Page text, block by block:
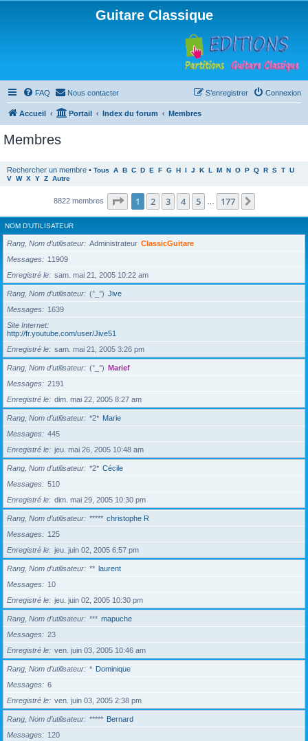
Guitare Classique
FAQ Nous contacter Connexion
S’enregistrer
Accueil Portail Index du forum Membres
Membres
Rechercher un membre • Tous A B C D E F G H I J K L M N O P Q R S T U
V W X Y Z Autre
8822 membres Page 1sur177
1 2 3 4 5 177
NOM D’UTILISATEUR
Rang, Nom d’utilisateur Administrateur ClassicGuitare
Messages
11909
Enregistré le
sam. mai 21, 2005 10:22 am
Rang, Nom d’utilisateur (°_°) Jive
Messages
1639
Site Internet
http://fr.youtube.com/user/Jive51
Enregistré le
sam. mai 21, 2005 3:26 pm
Rang, Nom d’utilisateur (°_°) Marief
Messages
2191
Enregistré le
dim. mai 22, 2005 8:27 am
Rang, Nom d’utilisateur *2* Marie
Messages
445
Enregistré le
jeu. mai 26, 2005 10:48 am
Rang, Nom d’utilisateur *2* Cécile
Messages
510
Enregistré le
dim. mai 29, 2005 10:30 pm
Rang, Nom d’utilisateur ***** christophe R
Messages
125
Enregistré le
jeu. juin 02, 2005 6:57 pm
Rang, Nom d’utilisateur ** laurent
Messages
10
Enregistré le
jeu. juin 02, 2005 10:30 pm
Rang, Nom d’utilisateur *** mapuche
Messages
23
Enregistré le
ven. juin 03, 2005 10:46 am
Rang, Nom d’utilisateur * Dominique
Messages
6
Enregistré le
ven. juin 03, 2005 2:38 pm
Rang, Nom d’utilisateur ***** Bernard
Messages
120